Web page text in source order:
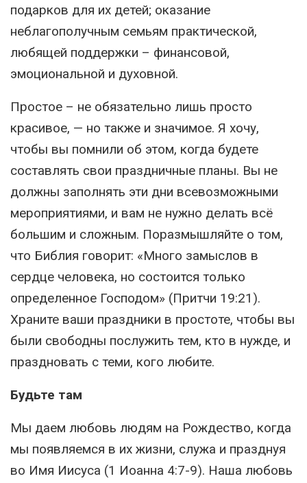
подарков для их детей; оказание
неблагополучным семьям практической,
любящей поддержки – финансовой,
эмоциональной и духовной.
Простое – не обязательно лишь просто
красивое, — но также и значимое. Я хочу,
чтобы вы помнили об этом, когда будете
составлять свои праздничные планы. Вы не
должны заполнять эти дни всевозможными
мероприятиями, и вам не нужно делать всё
большим и сложным. Поразмышляйте о том,
что Библия говорит: «Много замыслов в
сердце человека, но состоится только
определенное Господом» (Притчи 19:21).
Храните ваши праздники в простоте, чтобы вы
были свободны послужить тем, кто в нужде, и
праздновать с теми, кого любите.
Будьте там
Мы даем любовь людям на Рождество, когда
мы появляемся в их жизни, служа и празднуя
во Имя Иисуса (1 Иоанна 4:7-9). Наша любовь